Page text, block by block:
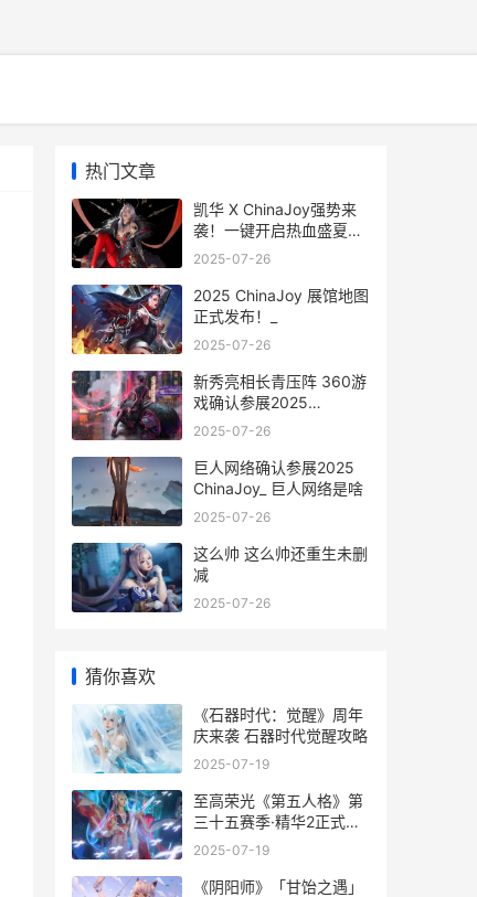
热门文章
凯华 X ChinaJoy强势来
袭！一键开启热血盛夏！_
凯华boxjade navy
2025-07-26
2025 ChinaJoy 展馆地图
正式发布！_
2025-07-26
新秀亮相长青压阵 360游
戏确认参展2025
2025-07-26
巨人网络确认参展2025
ChinaJoy_ 巨人网络是啥
2025-07-26
这么帅 这么帅还重生未删
减
2025-07-26
猜你喜欢
《石器时代：觉醒》周年
庆来袭 石器时代觉醒攻略
2025-07-19
至高荣光《第五人格》第
三十五赛季·精华2正式上
线 至高荣誉小说免费阅读
2025-07-19
《阴阳师》「甘饴之遇」